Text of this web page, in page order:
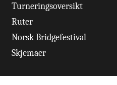
Turneringsoversikt
Ruter
Norsk Bridgefestival
Skjemaer